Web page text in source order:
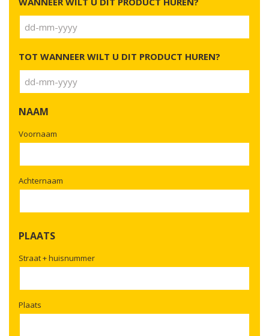
DD
MM
dash
TOT WANNEER WILT U DIT PRODUCT HUREN?
DD
MM
JJJJ
NAAM
Voornaam
Achternaam
PLAATS
Straat + huisnummer
Plaats